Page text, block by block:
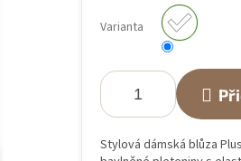
cena:
Varianta
Stylová dámská blůza